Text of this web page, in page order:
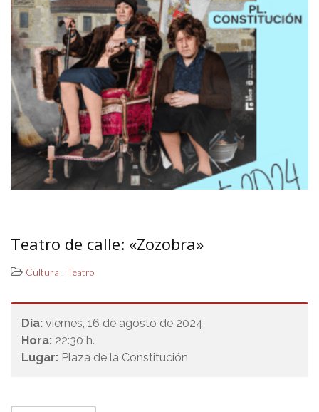
Teatro de calle: «Zozobra»
Cultura , Teatro
Día: viernes, 16 de agosto de 2024
Hora: 22:30 h.
Lugar: Plaza de la Constitución